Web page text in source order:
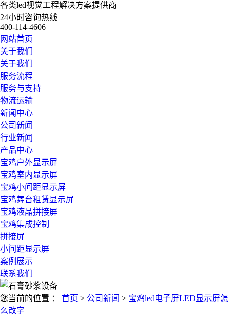
各类led视觉工程解决方案提供商
24小时咨询热线
400-114-4606
网站首页
关于我们
关于我们
服务流程
服务与支持
物流运输
新闻中心
公司新闻
行业新闻
产品中心
宝鸡户外显示屏
宝鸡室内显示屏
宝鸡小间距显示屏
宝鸡舞台租赁显示屏
宝鸡液晶拼接屏
宝鸡集成控制
拼接屏
小间距显示屏
案例展示
联系我们
您当前的位置 ： 首页 > 公司新闻 > 宝鸡led电子屏LED显示屏怎
么改字